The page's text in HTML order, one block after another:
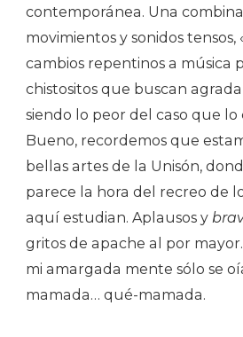
contemporánea. Una
movimientos y sonidos tensos,
cambios repentinos a música
chistositos que buscan
siendo lo peor del caso que lo
Bueno, recordemos que
bellas artes de la Unisón,
parece la hora del recreo de
aquí estudian. Aplausos y
gritos de apache al por
mi amargada mente sólo se
mamada… qué-mamada.